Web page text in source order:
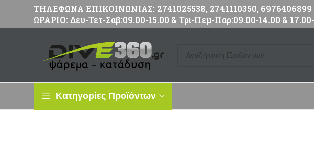
ΤΗΛΕΦΩΝΑ ΕΠΙΚΟΙΝΩΝΙΑΣ: 2741025538, 2741110350, 6976406899
ΩΡΑΡΙΟ: Δευ-Τετ-Σαβ:09.00-15.00 & Τρι-Πεμ-Παρ:09.00-14.00 &
Κατηγορίες Προϊόντων